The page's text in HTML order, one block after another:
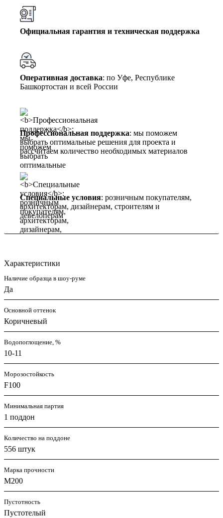
Официальная гарантия и техническая поддержка
Оперативная доставка: по Уфе, Республике
Башкортостан и всей России
Профессиональная поддержка: мы поможем
выбрать оптимальные решения для проекта и
рассчитаем количество необходимых материалов
Специальные условия: розничным покупателям,
архитекторам, дизайнерам, строителям и
девелоперам
Характеристики
Наличие образца в шоу-руме
Да
Основной оттенок
Коричневый
Водопоглощение, %
10-11
Морозостойкость
F100
Минимальная партия
1 поддон
Количество на поддоне
556 штук
Марка прочности
M200
Пустотность
Пустотелый